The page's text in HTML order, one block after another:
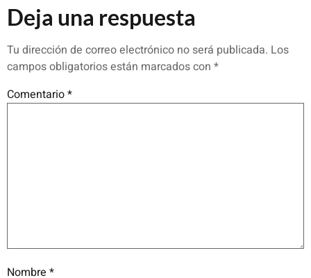
Deja una respuesta
Tu dirección de correo electrónico no será publicada. Los
campos obligatorios están marcados con *
Comentario*
Nombre *